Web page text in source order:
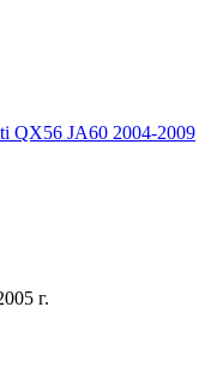
QX56 JA60 2004-2009
г.